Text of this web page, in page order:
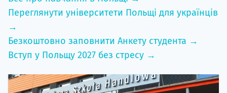
Переглянути університети Польщі для українців
→
Безкоштовно заповнити Анкету студента →
Вступ у Польщу 2027 без стресу →